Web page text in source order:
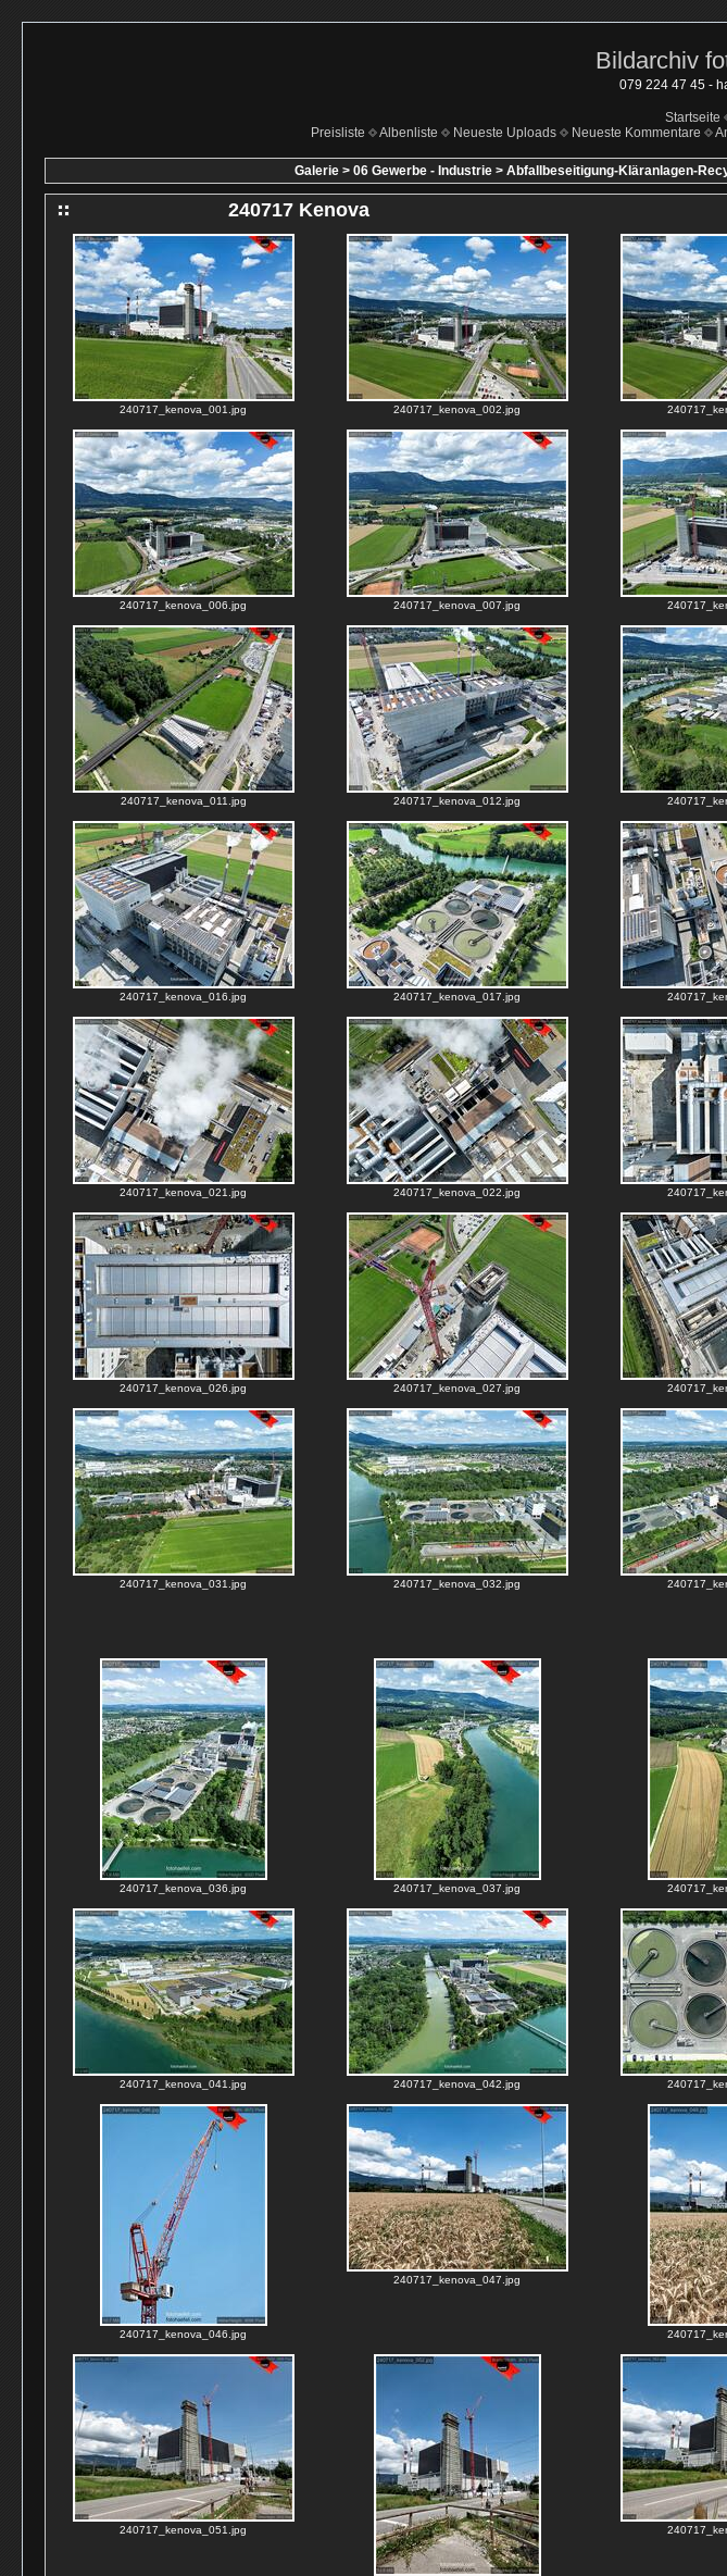
Bildarchiv
079 224 47 45 -
Startseite
Preisliste
Albenliste Neueste Uploads Neueste Kommentare
Galerie > 06 Gewerbe - Industrie > Abfallbeseitigung-Kläranlagen-
240717 Kenova
240717_kenova_001.jpg 240717_kenova_002.jpg
240717_kenova_006.jpg 240717_kenova_007.jpg
240717_kenova_011.jpg 240717_kenova_012.jpg
240717_kenova_016.jpg 240717_kenova_017.jpg
240717_kenova_021.jpg 240717_kenova_022.jpg
240717_kenova_026.jpg 240717_kenova_027.jpg
240717_kenova_031.jpg 240717_kenova_032.jpg
240717_kenova_036.jpg 240717_kenova_037.jpg
240717_kenova_041.jpg 240717_kenova_042.jpg
240717_kenova_046.jpg
240717_kenova_047.jpg
240717_kenova_051.jpg